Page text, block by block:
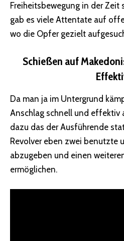
Freiheitsbewegung in der Zeit
gab es viele Attentate auf
wo die Opfer gezielt
Schießen auf
Da man ja im Untergrund
Anschlag schnell und effektiv
dazu das der Ausführende
Revolver eben zwei benutzte
abzugeben und einen
ermöglichen.